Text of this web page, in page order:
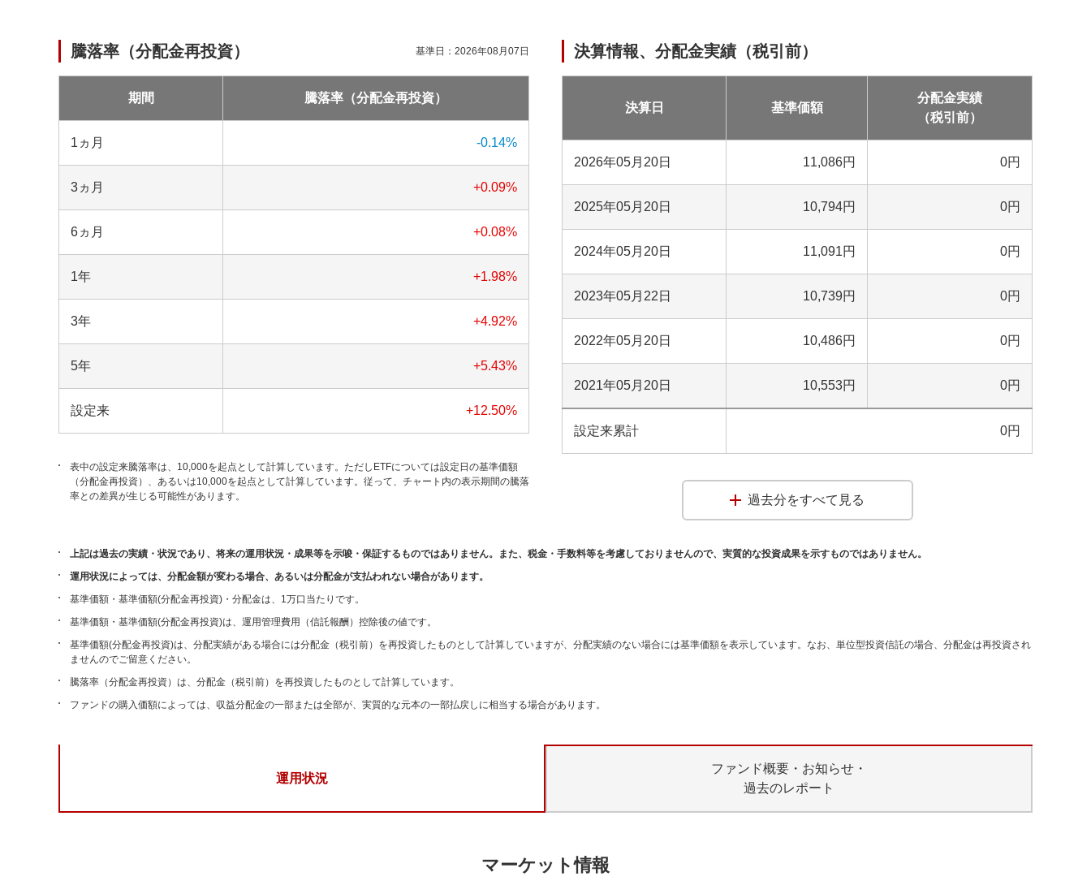
騰落率（分配金再投資） 基準日： 2026年08月07日
期間 騰落率（分配金再投資）
1ヵ月 -0.14%
3ヵ月 +0.09%
6ヵ月 +0.08%
1年 +1.98%
3年 +4.92%
5年 +5.43%
設定来 +12.50%
表中の設定来騰落率は、10,000を起点として計算しています。ただしETFについては設定日の基準価額
（分配金再投資）、あるいは10,000を起点として計算しています。従って、チャート内の表示期間の騰落
率との差異が生じる可能性があります。
決算情報、分配金実績（税引前）
決算日 基準価額
分配金実績
（税引前）
2026年05月20日 11,086円 0円
2025年05月20日 10,794円 0円
2024年05月20日 11,091円 0円
2023年05月22日 10,739円 0円
2022年05月20日 10,486円 0円
2021年05月20日 10,553円 0円
設定来累計 0円
過去分をすべて見る
上記は過去の実績・状況であり、将来の運用状況・成果等を示唆・保証するものではありません。また、税金・手数料等を考慮しておりませんので、実質的な投資成果を示すものではありません。
運用状況によっては、分配金額が変わる場合、あるいは分配金が支払われない場合があります。
基準価額・基準価額(分配金再投資)・分配金は、1万口当たりです。
基準価額・基準価額(分配金再投資)は、運用管理費用（信託報酬）控除後の値です。
基準価額(分配金再投資)は、分配実績がある場合には分配金（税引前）を再投資したものとして計算していますが、分配実績のない場合には基準価額を表示しています。なお、単位型投資信託の場合、分配金は再投資され
ませんのでご留意ください。
騰落率（分配金再投資）は、分配金（税引前）を再投資したものとして計算しています。
ファンドの購入価額によっては、収益分配金の一部または全部が、実質的な元本の一部払戻しに相当する場合があります。
運用状況
ファンド概要・お知らせ・
過去のレポート
マーケット情報